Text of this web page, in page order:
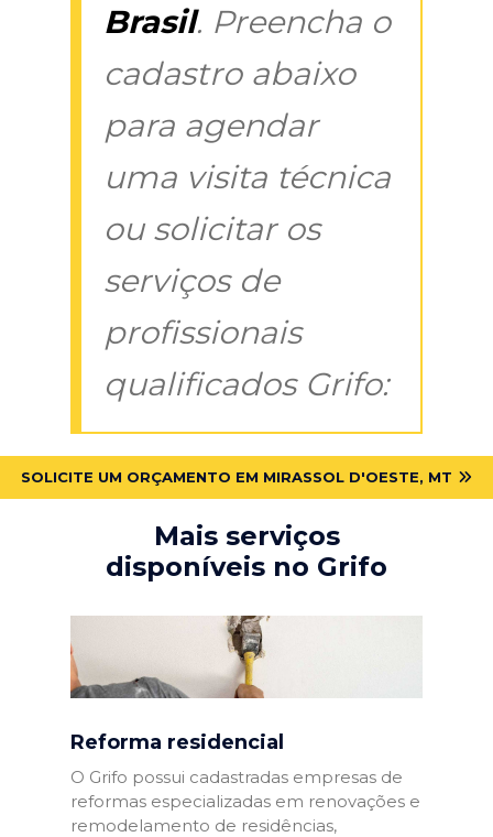
Brasil. Preencha o
cadastro abaixo
para agendar
uma visita técnica
ou solicitar os
serviços de
profissionais
qualificados Grifo:
SOLICITE UM ORÇAMENTO EM MIRASSOL D'OESTE, MT
Mais serviços
disponíveis no Grifo
Reforma residencial
O Grifo possui cadastradas empresas de
reformas especializadas em renovações e
remodelamento de residências,